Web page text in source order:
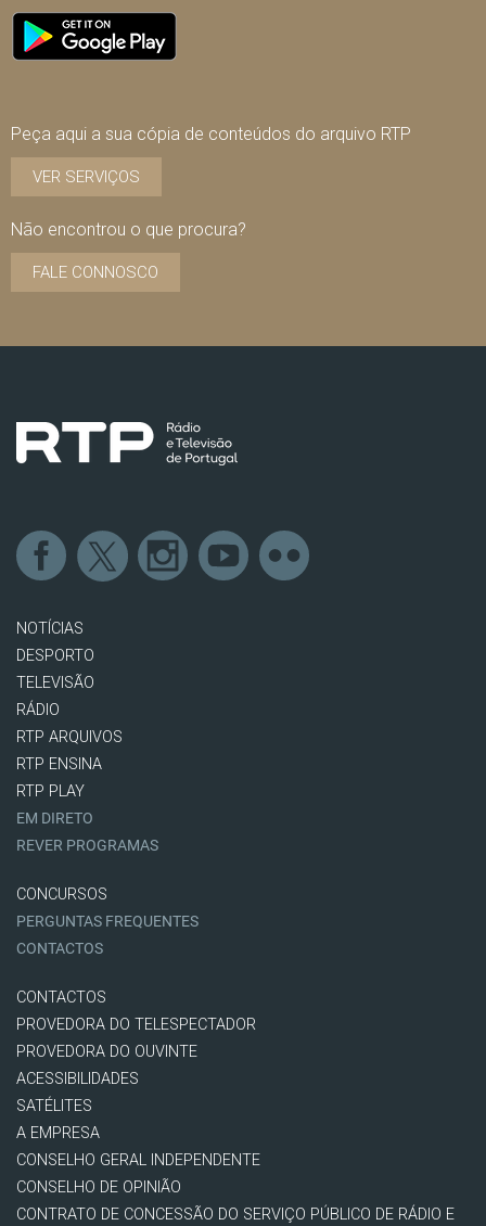
Peça aqui a sua cópia de conteúdos do arquivo RTP
VER SERVIÇOS
Não encontrou o que procura?
FALE CONNOSCO
NOTÍCIAS
DESPORTO
TELEVISÃO
RÁDIO
RTP ARQUIVOS
RTP ENSINA
RTP PLAY
EM DIRETO
REVER PROGRAMAS
CONCURSOS
PERGUNTAS FREQUENTES
CONTACTOS
CONTACTOS
PROVEDORA DO TELESPECTADOR
PROVEDORA DO OUVINTE
ACESSIBILIDADES
SATÉLITES
A EMPRESA
CONSELHO GERAL INDEPENDENTE
CONSELHO DE OPINIÃO
CONTRATO DE CONCESSÃO DO SERVIÇO PÚBLICO DE RÁDIO E